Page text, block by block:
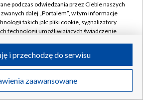
podczas odwiedzania przez Ciebie naszych
zwanych dalej „Portalem”, w tym informacje
takich jak: pliki cookie, sygnalizatory
technologii umożliwiających świadczenie
podczas odwiedzania przez Ciebie
na Portalu, takie jak adresy IP, identyfikatory
zaawansowane
i przechodzę do serwisu